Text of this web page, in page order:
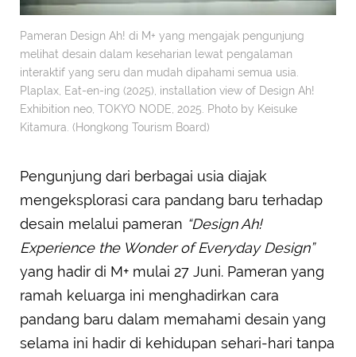
Pameran Design Ah! di M+ yang mengajak pengunjung
melihat desain dalam keseharian lewat pengalaman
interaktif yang seru dan mudah dipahami semua usia.
Plaplax, Eat-en-ing (2025), installation view of Design Ah!
Exhibition neo, TOKYO NODE, 2025. Photo by Keisuke
Kitamura. (Hongkong Tourism Board)
Pengunjung dari berbagai usia diajak
mengeksplorasi cara pandang baru terhadap
desain melalui pameran “Design Ah!
Experience the Wonder of Everyday Design”
yang hadir di M+ mulai 27 Juni. Pameran yang
ramah keluarga ini menghadirkan cara
pandang baru dalam memahami desain yang
selama ini hadir di kehidupan sehari-hari tanpa